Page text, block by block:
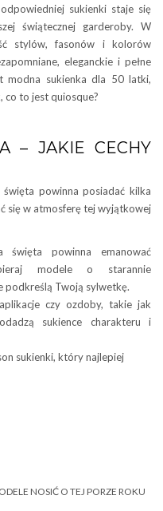
sukienki staje się
świątecznej garderoby. W
stylów, fasonów i kolorów
eleganckie i pełne
modna sukienka dla 50 latki,
co to jest quiosque?
– JAKIE CECHY
święta powinna posiadać kilka
się w atmosferę tej wyjątkowej
powinna emanować
modele o starannie
podkreślą Twoją sylwetkę.
czy ozdoby, takie jak
sukience charakteru i
sukienki, który najlepiej
NOSIĆ O TEJ PORZE ROKU